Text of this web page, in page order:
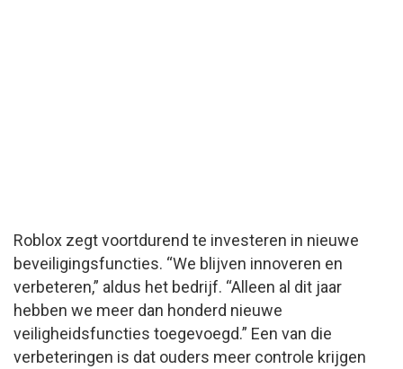
Roblox zegt voortdurend te investeren in nieuwe
beveiligingsfuncties. “We blijven innoveren en
verbeteren,” aldus het bedrijf. “Alleen al dit jaar
hebben we meer dan honderd nieuwe
veiligheidsfuncties toegevoegd.” Een van die
verbeteringen is dat ouders meer controle krijgen